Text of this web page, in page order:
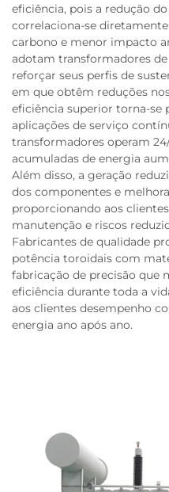
eficiência, pois a redução
correlaciona-se
carbono e menor impacto
adotam transformadores
reforçar seus perfis de
em que obtêm reduções
eficiência superior torna-se
aplicações de serviço
transformadores operam
acumuladas de energia
Além disso, a geração
dos componentes e
proporcionando aos
manutenção e riscos
Fabricantes de qualidade
potência toroidais com
fabricação de precisão que
eficiência durante toda a
aos clientes desempenho
energia ano após ano.